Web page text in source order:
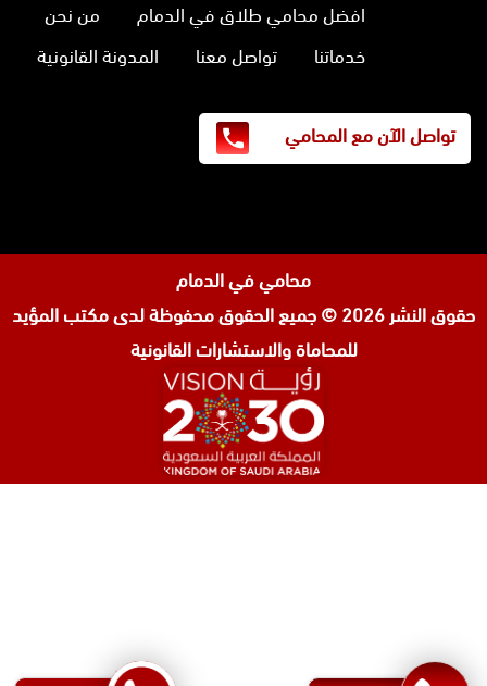
افضل محامي طلاق في الدمام
من نحن
خدماتنا
تواصل معنا المدونة القانونية
تواصل الآن مع المحامي
محامي في الدمام
حقوق النشر 2026 © جميع الحقوق محفوظة لدى
مكتب المؤيد
للمحاماة والاستشارات القانونية
محامي شرعي في البحرين